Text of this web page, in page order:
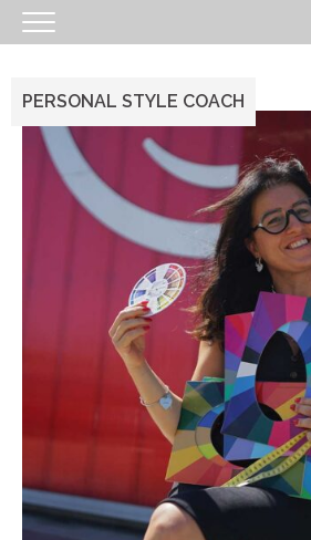
IL CENTRO
I NOSTRI ORARI
COME RAGGIUNGERCI
PROMOZIONI
GIFT CARD
I NOSTRI SERVIZI
IL TUO BUSINESS AL CENTRO
CONTATTI
PERSONAL STYLE COACH